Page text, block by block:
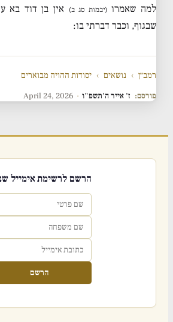
למה שאמרו(יבמות סג ב) אין בן דוד בא
שבגוף, וכבר דברתי בו:
רמב״ן › נושאים › יסודות ההויה מבוארים
פורסם: ז' אייר ה'תשפ"ו ·
April 24, 2026
הרשם לרשימת אימייל
הרשם